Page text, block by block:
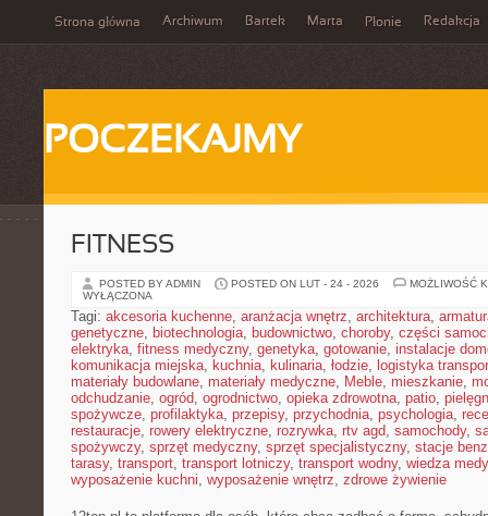
Strona główna Archiwum Bartek Marta Płonie Redakcja
POCZEKAJMY
FITNESS
POSTED BY ADMIN POSTED ON LUT - 24 - 2026
MOŻLIWOŚĆ
WYŁĄCZONA
Tagi: akcesoria kuchenne, aranżacja wnętrz, architektura,
genetyczne, biotechnologia, budownictwo, choroby, części
elektryka, fitness medyczny, genetyka, gotowanie, instalacje
komunikacja miejska, kuchnia, kulinaria, łodzie, logistyka
materiały budowlane, materiały medyczne, Meble, mieszkanie,
odchudzanie, ogród, ogrodnictwo, opieka zdrowotna, patio,
spożywcze, profilaktyka, przepisy, przychodnia, psychologia,
restauracje, rowery elektryczne, rozrywka, rtv agd, samochody,
spożywczy, sprzęt medyczny, sprzęt specjalistyczny, stacje
tarasy, transport, transport lotniczy, transport wodny, wiedza
wyposażenie kuchni, wyposażenie wnętrz, zdrowe żywienie